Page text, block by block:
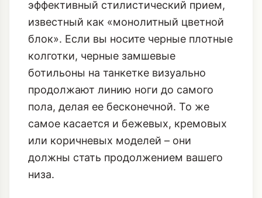
цвет обуви максимально сливался с
цветом брюк, колготок или леггинсов.
Это простейший, но самый
эффективный стилистический прием,
известный как «монолитный цветной
блок». Если вы носите черные плотные
колготки, черные замшевые
ботильоны на танкетке визуально
продолжают линию ноги до самого
пола, делая ее бесконечной. То же
самое касается и бежевых, кремовых